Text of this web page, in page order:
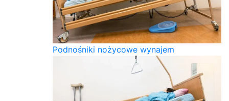
Podnośniki nożycowe wynajem